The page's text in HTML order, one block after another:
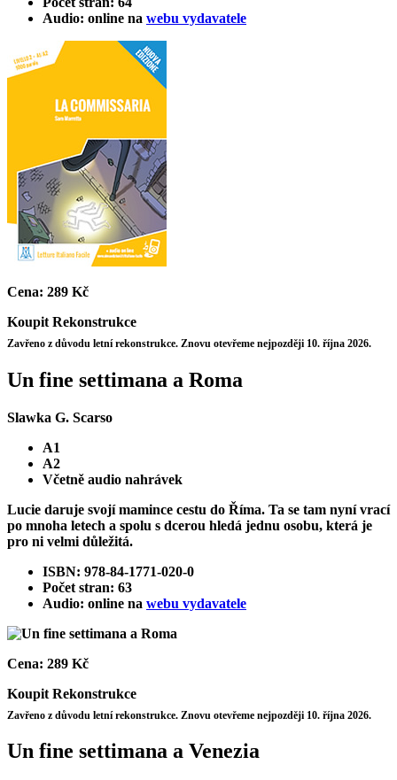
Audio: online na webu vydavatele
Cena: 289 Kč
Koupit Rekonstrukce
Zavřeno z důvodu letní rekonstrukce. Znovu otevřeme nejpozději 10. října 2026.
Un fine settimana a Roma
Slawka G. Scarso
A1
A2
Včetně audio nahrávek
Lucie daruje svojí mamince cestu do Říma. Ta se tam nyní vrací
po mnoha letech a spolu s dcerou hledá jednu osobu, která je
pro ni velmi důležitá.
ISBN: 978-84-1771-020-0
Počet stran: 63
Audio: online na webu vydavatele
Cena: 289 Kč
Koupit Rekonstrukce
Zavřeno z důvodu letní rekonstrukce. Znovu otevřeme nejpozději 10. října 2026.
Un fine settimana a Venezia